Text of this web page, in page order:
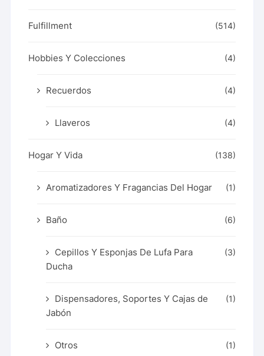
Fulfillment (514)
Hobbies Y Colecciones (4)
Recuerdos (4)
Llaveros (4)
Hogar Y Vida (138)
Aromatizadores Y Fragancias Del Hogar (1)
Baño (6)
Cepillos Y Esponjas De Lufa Para
Ducha
(3)
Dispensadores, Soportes Y Cajas de
Jabón
(1)
Otros (1)